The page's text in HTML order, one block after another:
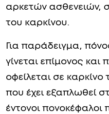
αρκετών ασθενειών,
του καρκίνου.
Για παράδειγμα,
γίνεται επίμονος και
οφείλεται σε
που έχει εξαπλωθεί
έντονοι